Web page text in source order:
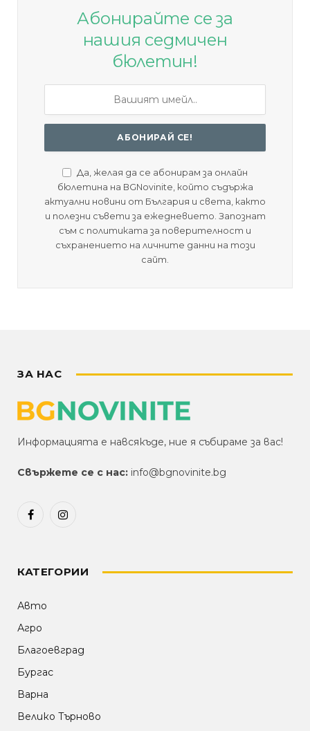
Абонирайте се за
нашия седмичен
бюлетин!
Да, желая да се абонирам за онлайн
бюлетина на BGNovinite, който съдържа
актуални новини от България и света, както
и полезни съвети за ежедневието. Запознат
съм с политиката за поверителност и
съхранението на личните данни на този
сайт.
ЗА НАС
Информацията е навсякъде, ние я събираме за вас!
Свържете се с нас: info@bgnovinite.bg
FacebookInstagram
КАТЕГОРИИ
Авто
Агро
Благоевград
Бургас
Варна
Велико Търново